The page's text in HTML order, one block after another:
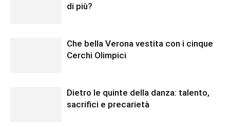
di più?
Che bella Verona vestita con i cinque
Cerchi Olimpici
Dietro le quinte della danza: talento,
sacrifici e precarietà